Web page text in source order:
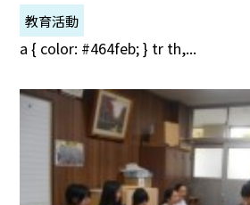
教育活動
a { color: #464feb; } tr th,...